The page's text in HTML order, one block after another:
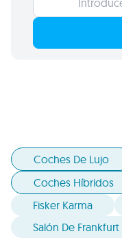
Coches De Lujo
Coches Híbridos
Fisker Karma
Salón De Frankfurt